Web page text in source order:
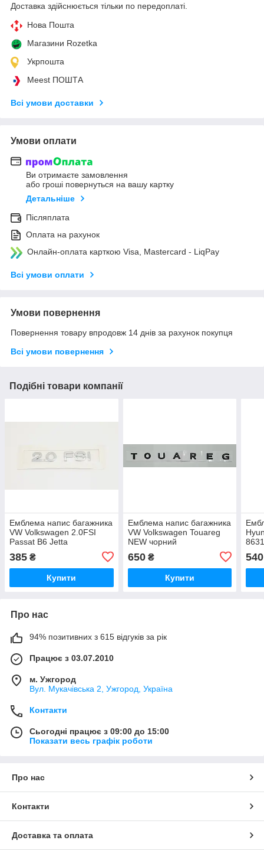
Доставка здійснюється тільки по передоплаті.
Нова Пошта
Магазини Rozetka
Укрпошта
Meest ПОШТА
Всі умови доставки
Умови оплати
Ви отримаєте замовлення
або гроші повернуться на вашу картку
Детальніше
Післяплата
Оплата на рахунок
Онлайн-оплата карткою Visa, Mastercard - LiqPay
Всі умови оплати
Умови повернення
Повернення товару впродовж 14 днів за рахунок покупця
Всі умови повернення
Подібні товари компанії
Емблема напис багажника
VW Volkswagen 2.0FSI
Passat B6 Jetta
385 ₴
Купити
Емблема напис багажника
VW Volkswagen Touareg
NEW чорний
650₴
Купити
540
Про нас
94% позитивних з 615 відгуків за рік
Працює з 03.07.2010
м. Ужгород
Вул. Мукачівська 2, Ужгород, Україна
Контакти
Сьогодні працює з 09:00 до 15:00
Показати весь графік роботи
Про нас
Контакти
Доставка та оплата